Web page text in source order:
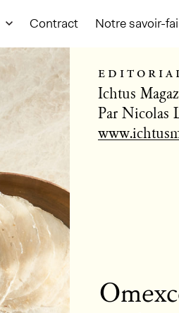
Contract Notre savoir-
Ichtus
Par Nicolas